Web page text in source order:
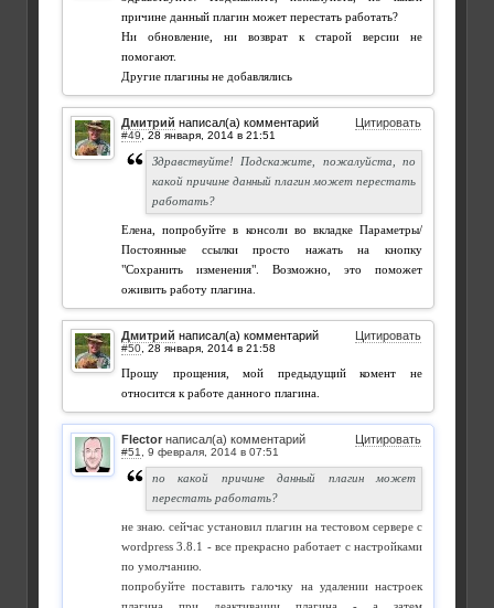
причине данный плагин может перестать работать?
Ни обновление, ни возврат к старой версии не
помогают.
Другие плагины не добавлялись
Дмитрий написал(а) комментарий Цитировать
#49
Здравствуйте! Подскажите, пожалуйста, по
какой причине данный плагин может перестать
работать?
Елена, попробуйте в консоли во вкладке Параметры/
Постоянные ссылки просто нажать на кнопку
"Сохранить изменения". Возможно, это поможет
оживить работу плагина.
Дмитрий написал(а) комментарий Цитировать
#50
Прошу прощения, мой предыдущий комент не
относится к работе данного плагина.
Flector написал(а) комментарий Цитировать
#51
по какой причине данный плагин может
перестать работать?
не знаю. сейчас установил плагин на тестовом сервере с
wordpress 3.8.1 - все прекрасно работает с настройками
по умолчанию.
попробуйте поставить галочку на удалении настроек